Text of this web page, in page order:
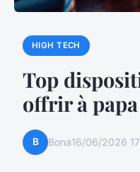
HIGH TECH
Top
offrir à
B Bona16/06/2026